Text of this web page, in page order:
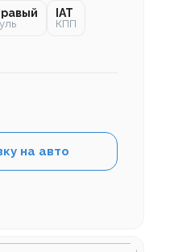
IAT
КПП
на авто